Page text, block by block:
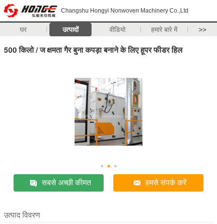
Changshu Hongyi Nonwoven Machinery Co.,Ltd
घर उत्पादों वीडियो हमारे बारे में >>
500 किलो / ज क्षमता गैर बुना कपड़ा बनाने के लिए हूपर फीडर हिल
सबसे अच्छी कीमत हमसे संपर्क करें
उत्पाद विवरण